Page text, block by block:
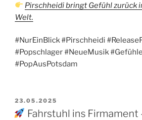
Pirschheidi bringt Gefühl zurück
Welt.
#NurEinBlick #Pirschheidi
#Popschlager #NeueMusik
#PopAusPotsdam
VERÖFFENTLICHT
AM
23.05.2025
Fahrstuhl ins Firmament